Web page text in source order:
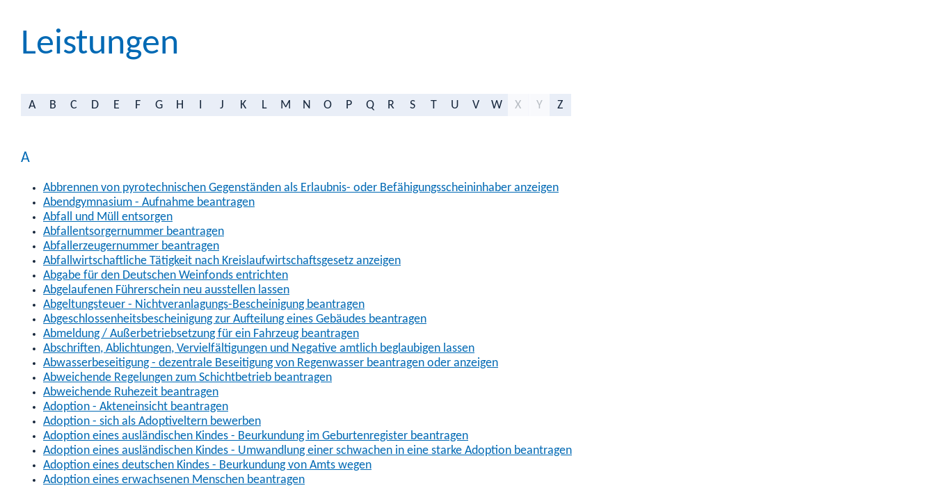
Leistungen
A B C D E F G H J K L M N O P Q R S T U V W X Y Z
A
Abbrennen von pyrotechnischen Gegenständen als Erlaubnis- oder Befähigungsscheininhaber anzeigen
Abendgymnasium - Aufnahme beantragen
Abfall und Müll entsorgen
Abfallentsorgernummer beantragen
Abfallerzeugernummer beantragen
Abfallwirtschaftliche Tätigkeit nach Kreislaufwirtschaftsgesetz anzeigen
Abgabe für den Deutschen Weinfonds entrichten
Abgelaufenen Führerschein neu ausstellen lassen
Abgeltungsteuer - Nichtveranlagungs-Bescheinigung beantragen
Abgeschlossenheitsbescheinigung zur Aufteilung eines Gebäudes beantragen
Abmeldung / Außerbetriebsetzung für ein Fahrzeug beantragen
Abschriften, Ablichtungen, Vervielfältigungen und Negative amtlich beglaubigen lassen
Abwasserbeseitigung - dezentrale Beseitigung von Regenwasser beantragen oder anzeigen
Abweichende Regelungen zum Schichtbetrieb beantragen
Abweichende Ruhezeit beantragen
Adoption - Akteneinsicht beantragen
Adoption - sich als Adoptiveltern bewerben
Adoption eines ausländischen Kindes - Beurkundung im Geburtenregister beantragen
Adoption eines ausländischen Kindes - Umwandlung einer schwachen in eine starke Adoption beantragen
Adoption eines deutschen Kindes - Beurkundung von Amts wegen
Adoption eines erwachsenen Menschen beantragen